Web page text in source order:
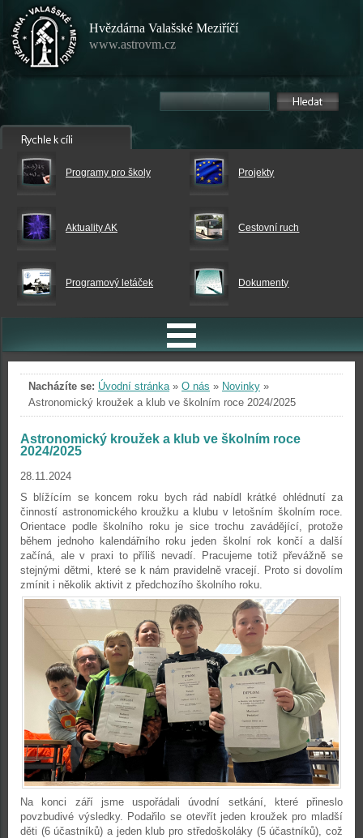
Hvězdárna Valašské Meziříčí
www.astrovm.cz
Programy pro školy Projekty
Aktuality AK Cestovní ruch
Programový letáček Dokumenty
Nacházíte se: Úvodní stránka» O nás » Novinky »
Astronomický kroužek a klub ve školním roce 2024/2025
Astronomický kroužek a klub ve školním roce
2024/2025
28.11.2024
S blížícím se koncem roku bych rád nabídl krátké ohlédnutí za
činností astronomického kroužku a klubu v letošním školním roce.
Orientace podle školního roku je sice trochu zavádějící, protože
během jednoho kalendářního roku jeden školní rok končí a další
začíná, ale v praxi to příliš nevadí. Pracujeme totiž převážně se
stejnými dětmi, které se k nám pravidelně vracejí. Proto si dovolím
zmínit i několik aktivit z předchozího školního roku.
Na konci září jsme uspořádali úvodní setkání, které přineslo
povzbudivé výsledky. Podařilo se otevřít jeden kroužek pro mladší
děti (6 účastníků) a jeden klub pro středoškoláky (5 účastníků), což